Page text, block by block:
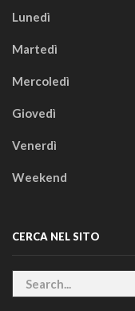
Lunedì
Martedì
Mercoledì
Giovedì
Venerdì
Weekend
CERCA NEL SITO